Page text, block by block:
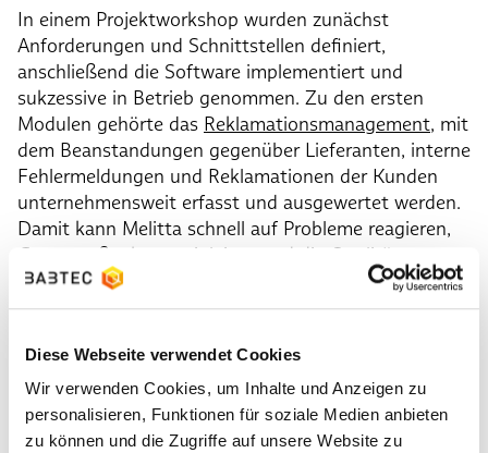
Diese Webseite verwendet Cookies
Wir verwenden Cookies, um Inhalte und Anzeigen zu
personalisieren, Funktionen für soziale Medien anbieten
zu können und die Zugriffe auf unsere Website zu
In einem Projektworkshop wurden zunächst
Anforderungen und Schnittstellen definiert,
anschließend die Software implementiert und
sukzessive in Betrieb genommen. Zu den ersten
Modulen gehörte das Reklamationsmanagement, mit
dem Beanstandungen gegenüber Lieferanten, interne
Fehlermeldungen und Reklamationen der Kunden
unternehmensweit erfasst und ausgewertet werden.
Damit kann Melitta schnell auf Probleme reagieren,
Gegenmaßnahmen einleiten und die Qualität von
Produkten und Prozessen kontinuierlich optimieren.
ausgangsprüfungplant und organisiert das
Bereichen. Die Software bietet strukturierte
Prüfabläufe und visuelle Unterstützung. Der